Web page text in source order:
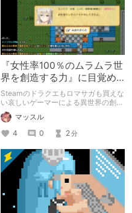
『女性率100％のムラムラ世
界を創造する力』に目覚め
た真なる光の勇者『最終皇
帝マスル』
Steamのドラクエもロマサガも買えな
い哀しいゲーマーによる異世界の創造
者で勇者『最終皇帝』に俺はなる
マッスル
4
0 2分